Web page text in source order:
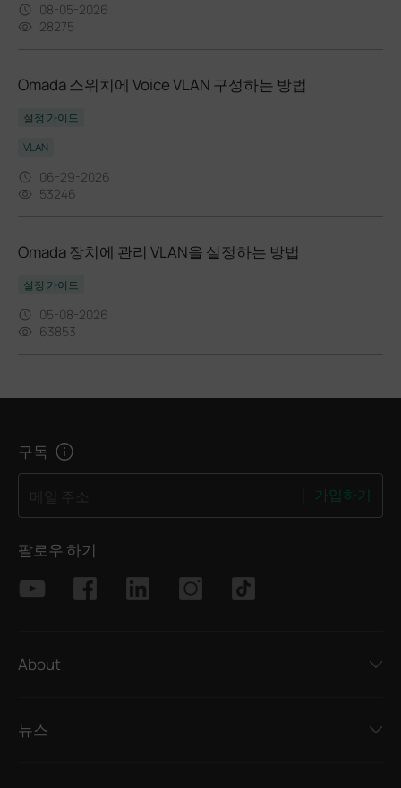
08-05-2026
28275
Omada 스위치에 Voice VLAN 구성하는 방법
설정 가이드
VLAN
06-29-2026
53246
Omada 장치에 관리 VLAN을 설정하는 방법
설정 가이드
05-08-2026
63853
구독
가입하기
팔로우 하기
About
뉴스